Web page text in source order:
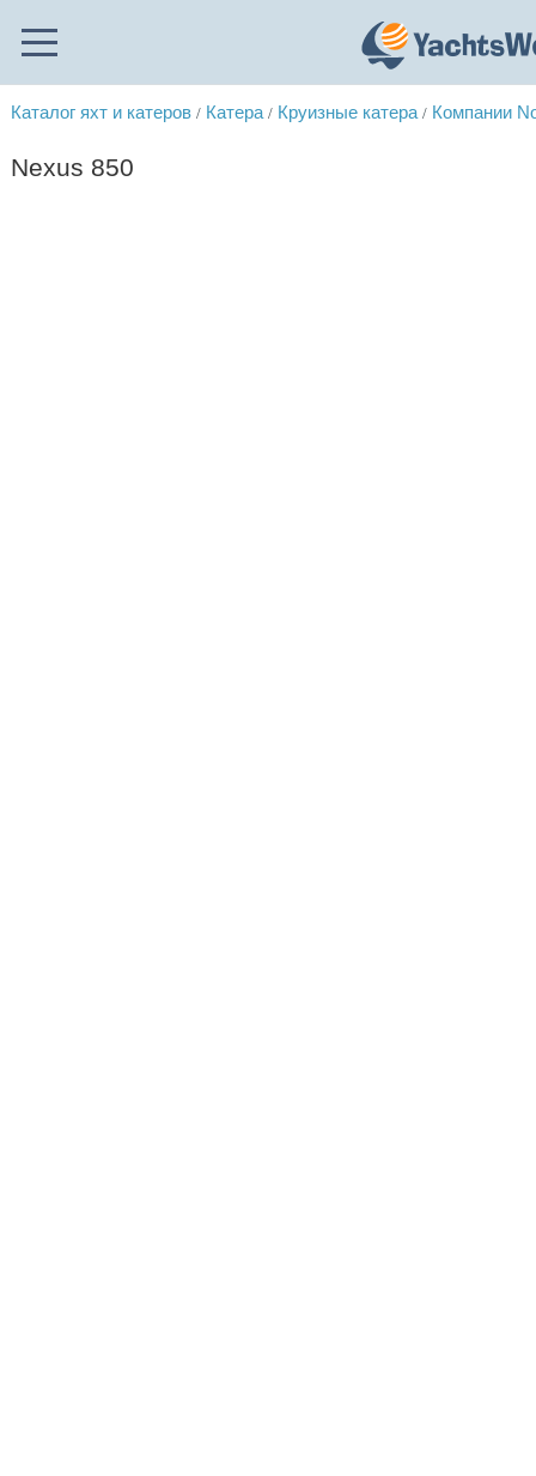
Каталог яхт и катеров / Катера / Круизные катера / Компании
Nexus 850